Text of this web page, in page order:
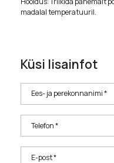
madalal temperatuuril.
Küsi lisainfot
Ees- ja perekonnanimi *
Telefon *
E-post *